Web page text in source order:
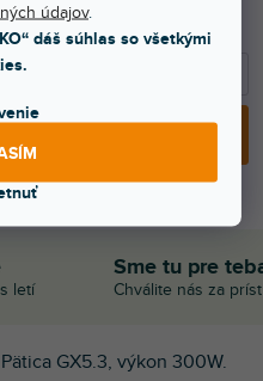
údajov.
dáš súhlas so všetkými
letí
Sme tu pre
Chválite nás za
GX5.3, výkon 300W.